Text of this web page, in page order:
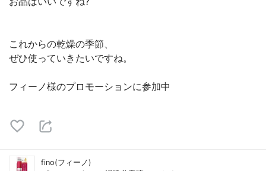
これからの乾燥の季節、
ぜひ使っていきたいですね。
フィーノ様のプロモーションに参加中
fino(フィーノ)